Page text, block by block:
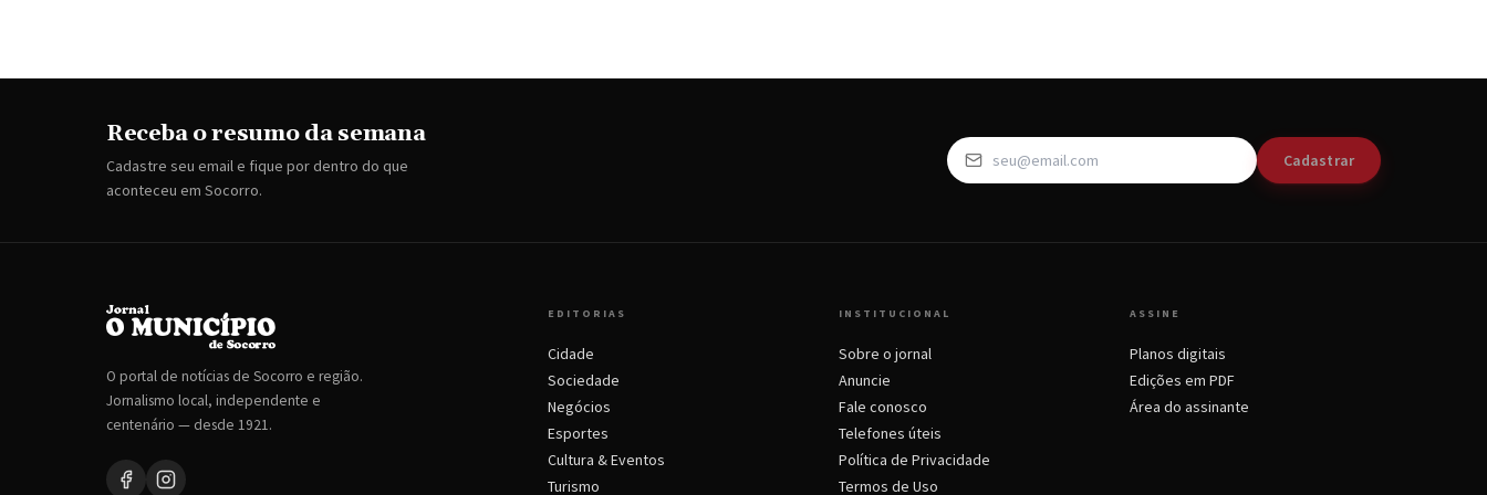
Receba o resumo da semana
Cadastre seu email e fique por dentro do que
aconteceu em Socorro.
Cadastrar
O portal de notícias de Socorro e região.
Jornalismo local, independente e
centenário — desde 1921.
EDITORIAS
Cidade
Sociedade
Negócios
Esportes
Cultura & Eventos
Turismo
INSTITUCIONAL
Sobre o jornal
Anuncie
Fale conosco
Telefones úteis
Política de Privacidade
Termos de Uso
ASSINE
Planos digitais
Edições em PDF
Área do assinante